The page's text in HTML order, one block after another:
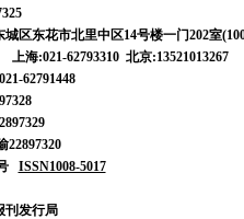
区东花市北里中区14号楼一门202室
海:021-62793310 北京:13521013267
62791448
ISSN1008-5017
发行局